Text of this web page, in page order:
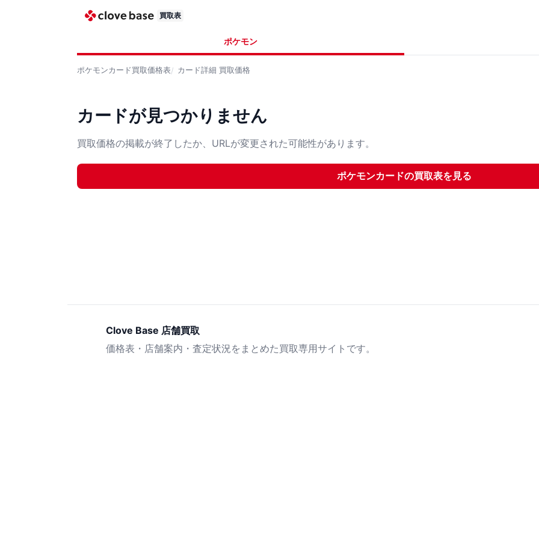
買取表
ポケモン
ポケモンカード買取価格表 カード詳細 買取価格
カードが見つかりません
買取価格の掲載が終了したか、URLが変更された可能性があります。
ポケモンカードの買取表を見る
Clove Base 店舗買取
価格表・店舗案内・査定状況をまとめた買取専用サイトです。